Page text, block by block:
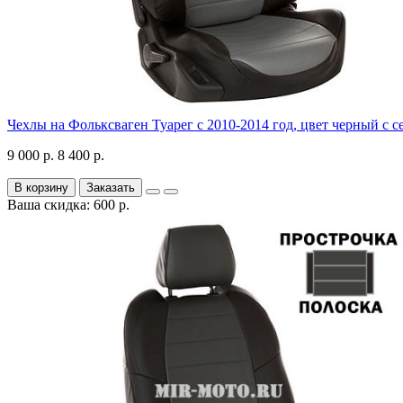
Чехлы на Фольксваген Туарег с 2010-2014 год, цвет черный с
9 000 р. 8 400 р.
В корзину Заказать
Ваша скидка: 600 р.